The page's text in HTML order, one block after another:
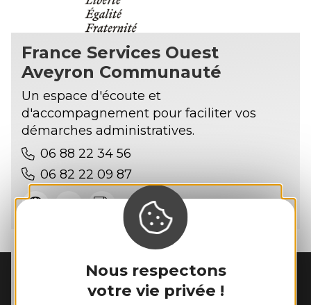
Nous respectons
votre vie privée !
France Services Ouest
Aveyron Communauté
Un espace d'écoute et
d'accompagnement pour faciliter vos
démarches administratives.
06 88 22 34 56
06 82 22 09 87
MAIRIE DETOULONJAC